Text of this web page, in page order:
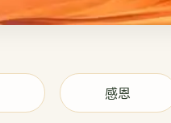
感恩